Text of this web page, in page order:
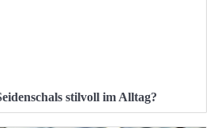
stilvoll im Alltag?